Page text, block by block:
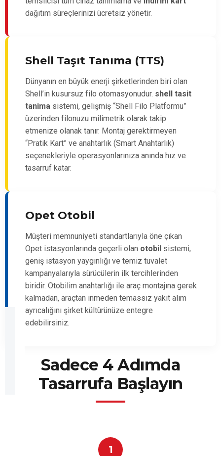
dağıtım süreçlerinizi ücretsiz yönetir.
Shell Taşıt Tanıma (TTS)
Dünyanın en büyük enerji şirketlerinden biri olan
Shell’in kusursuz filo otomasyonudur. shell tasit
tanima sistemi, gelişmiş “Shell Filo Platformu”
üzerinden filonuzu milimetrik olarak takip
etmenize olanak tanır. Montaj gerektirmeyen
“Pratik Kart” ve anahtarlık (Smart Anahtarlık)
seçenekleriyle operasyonlarınıza anında hız ve
tasarruf katar.
Opet Otobil
Müşteri memnuniyeti standartlarıyla öne çıkan
Opet istasyonlarında geçerli olan otobil sistemi,
geniş istasyon yaygınlığı ve temiz tuvalet
kampanyalarıyla sürücülerin ilk tercihlerinden
biridir. Otobilim anahtarlığı ile araç montajına gerek
kalmadan, araçtan inmeden temassız yakıt alım
ayrıcalığını şirket kültürünüze entegre
edebilirsiniz.
Sadece 4 Adımda
Tasarrufa Başlayın
1